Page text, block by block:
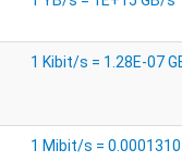
1 Kibit/s = 1.28E-07
1 Mibit/s =